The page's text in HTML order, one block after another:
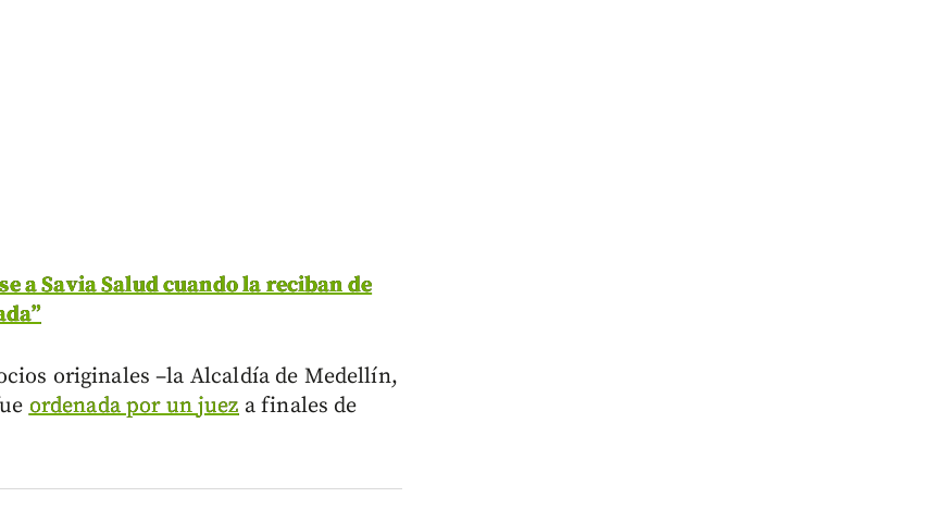
a Savia Salud cuando la reciban de
originales –la Alcaldía de Medellín,
ordenada por un jueza finales de